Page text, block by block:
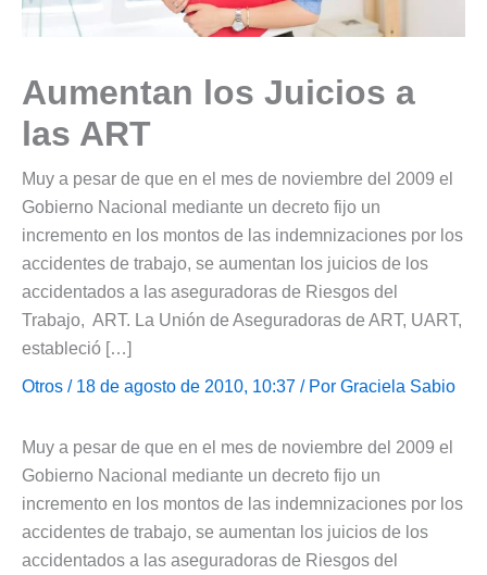
Aumentan los Juicios a
las ART
Muy a pesar de que en el mes de noviembre del 2009 el
Gobierno Nacional mediante un decreto fijo un
incremento en los montos de las indemnizaciones por los
accidentes de trabajo, se aumentan los juicios de los
accidentados a las aseguradoras de Riesgos del
Trabajo, ART. La Unión de Aseguradoras de ART, UART,
estableció […]
Otros / 18 de agosto de 2010, 10:37 / Por Graciela Sabio
Muy a pesar de que en el mes de noviembre del 2009 el
Gobierno Nacional mediante un decreto fijo un
incremento en los montos de las indemnizaciones por los
accidentes de trabajo, se aumentan los juicios de los
accidentados a las aseguradoras de Riesgos del